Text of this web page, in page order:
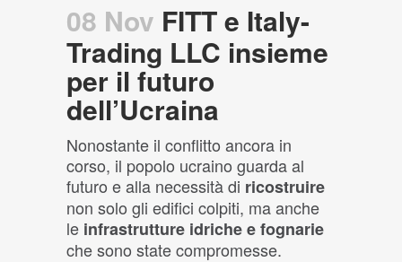
08 Nov FITT e Italy-
Trading LLC insieme
per il futuro
dell’Ucraina
Nonostante il conflitto ancora in
corso, il popolo ucraino guarda al
futuro e alla necessità di ricostruire
non solo gli edifici colpiti, ma anche
le infrastrutture idriche e fognarie
che sono state compromesse.